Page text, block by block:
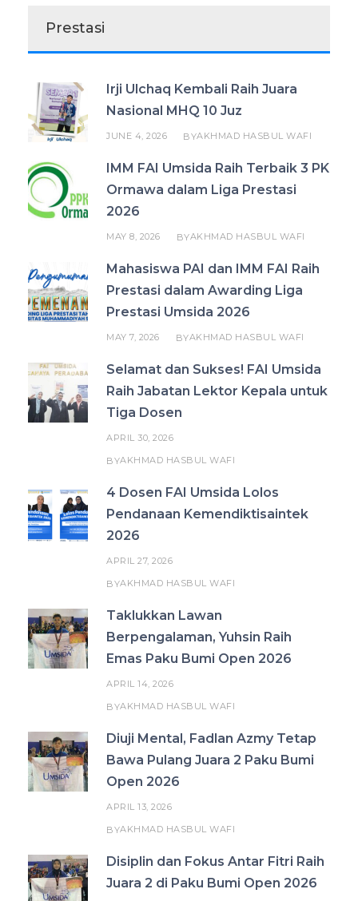
Prestasi
Irji Ulchaq Kembali Raih Juara
Nasional MHQ 10 Juz
JUNE 4, 2026 BYAKHMAD HASBUL WAFI
IMM FAI Umsida Raih Terbaik 3 PK
Ormawa dalam Liga Prestasi
2026
MAY 8, 2026 BYAKHMAD HASBUL WAFI
Mahasiswa PAI dan IMM FAI Raih
Prestasi dalam Awarding Liga
Prestasi Umsida 2026
MAY 7, 2026 BYAKHMAD HASBUL WAFI
Selamat dan Sukses! FAI Umsida
Raih Jabatan Lektor Kepala untuk
Tiga Dosen
APRIL 30, 2026
BYAKHMAD HASBUL WAFI
4 Dosen FAI Umsida Lolos
Pendanaan Kemendiktisaintek
2026
APRIL 27, 2026
BYAKHMAD HASBUL WAFI
Taklukkan Lawan
Berpengalaman, Yuhsin Raih
Emas Paku Bumi Open 2026
APRIL 14, 2026
BYAKHMAD HASBUL WAFI
Diuji Mental, Fadlan Azmy Tetap
Bawa Pulang Juara 2 Paku Bumi
Open 2026
APRIL 13, 2026
BYAKHMAD HASBUL WAFI
Disiplin dan Fokus Antar Fitri Raih
Juara 2 di Paku Bumi Open 2026